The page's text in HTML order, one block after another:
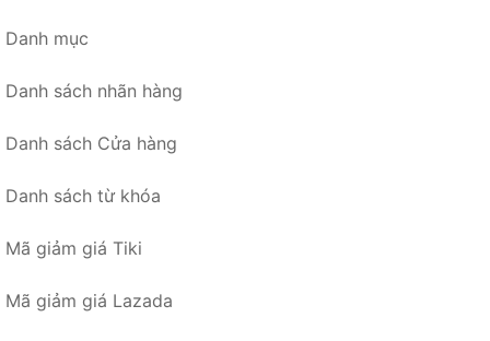
Danh mục
Danh sách nhãn hàng
Danh sách Cửa hàng
Danh sách từ khóa
Mã giảm giá Tiki
Mã giảm giá Lazada